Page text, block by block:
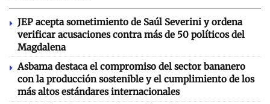
JEP acepta sometimiento de Saúl Severini y ordena
verificar acusaciones contra más de 50 políticos del
Magdalena
Asbama destaca el compromiso del sector bananero
con la producción sostenible y el cumplimiento de los
más altos estándares internacionales